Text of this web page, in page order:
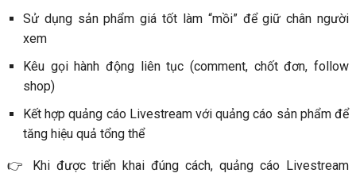
Sử dụng sản phẩm giá tốt làm “mồi” để giữ chân người
xem
Kêu gọi hành động liên tục (comment, chốt đơn, follow
shop)
Kết hợp quảng cáo Livestream với quảng cáo sản phẩm để
tăng hiệu quả tổng thể
👉 Khi được triển khai đúng cách, quảng cáo Livestream